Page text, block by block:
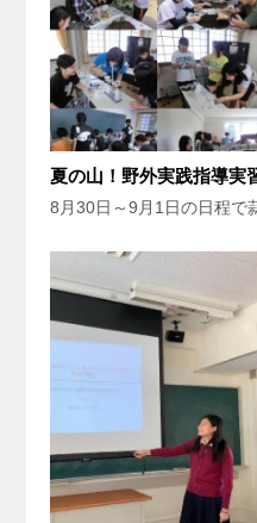
夏の山！野外実践指導
8月30日～9月1日の日程で